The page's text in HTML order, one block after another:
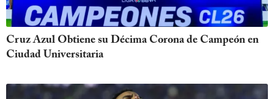
Cruz Azul Obtiene su Décima Corona de Campeón en
Ciudad Universitaria